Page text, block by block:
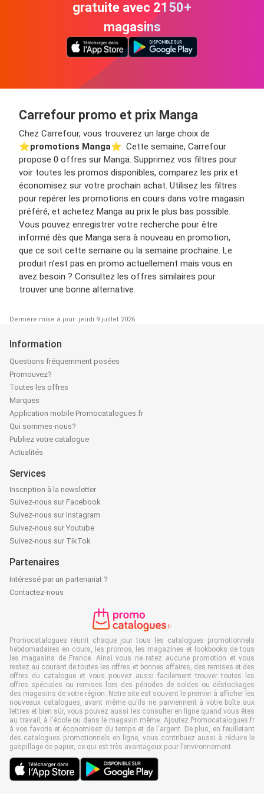
gratuite avec 2150+
magasins
Carrefour promo et prix Manga
Chez Carrefour, vous trouverez un large choix de
⭐️promotions Manga⭐️. Cette semaine, Carrefour
propose 0 offres sur Manga. Supprimez vos filtres pour
voir toutes les promos disponibles, comparez les prix et
économisez sur votre prochain achat. Utilisez les filtres
pour repérer les promotions en cours dans votre magasin
préféré, et achetez Manga au prix le plus bas possible.
Vous pouvez enregistrer votre recherche pour être
informé dès que Manga sera à nouveau en promotion,
que ce soit cette semaine ou la semaine prochaine. Le
produit n’est pas en promo actuellement mais vous en
avez besoin ? Consultez les offres similaires pour
trouver une bonne alternative.
Dernière mise à jour: jeudi 9 juillet 2026
Information
Questions fréquemment posées
Promouvez?
Toutes les offres
Marques
Application mobile Promocatalogues.fr
Qui sommes-nous?
Publiez votre catalogue
Actualités
Services
Inscription à la newsletter
Suivez-nous sur Facebook
Suivez-nous sur Instagram
Suivez-nous sur Youtube
Suivez-nous sur TikTok
Partenaires
Intéressé par un partenariat ?
Contactez-nous
Promocatalogues réunit chaque jour tous les catalogues promotionnels
hebdomadaires en cours, les promos, les magazines et lookbooks de tous
les magasins de France. Ainsi vous ne ratez aucune promotion et vous
restez au courant de toutes les offres et bonnes affaires, des remises et des
offres du catalogue et vous pouvez aussi facilement trouver toutes les
offres spéciales ou remises lors des périodes de soldes ou déstockages
des magasins de votre région. Notre site est souvent le premier à afficher les
nouveaux catalogues, avant même qu'ils ne parviennent à votre boîte aux
lettres et bien sûr, vous pouvez aussi les consulter en ligne quand vous êtes
au travail, à l'école ou dans le magasin même. Ajoutez Promocatalogues.fr
à vos favoris et économisez du temps et de l'argent. De plus, en feuilletant
des catalogues promotionnels en ligne, vous contribuez aussi à réduire le
gaspillage de papier, ce qui est très avantageux pour l’environnement.